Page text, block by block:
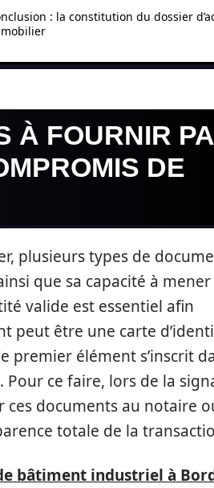
: la constitution du dossier
À FOURNIR
DE
plusieurs types de
que sa capacité à
valide est essentiel afin
peut être une carte
premier élément s’inscrit
ce faire, lors de la
ces documents au notaire
totale de la
bâtiment industriel à